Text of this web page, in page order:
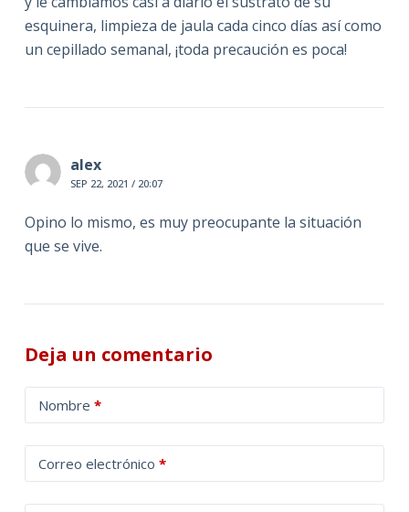
esquinera, limpieza de jaula cada cinco días así como
un cepillado semanal, ¡toda precaución es poca!
alex
SEP 22, 2021 / 20:07
Opino lo mismo, es muy preocupante la situación
que se vive.
Deja un comentario
Nombre *
Correo electrónico *
l
t